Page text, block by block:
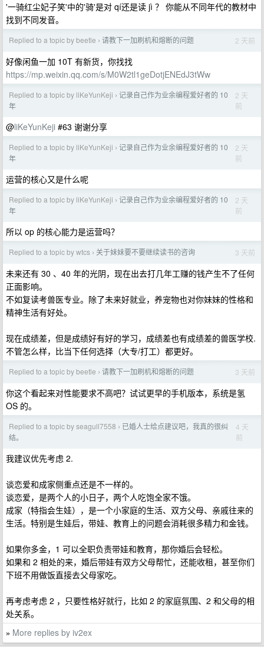
'一骑红尘妃子笑'中的'骑'是对 qí还是读 jì ？ 你能从不同年代的教材中
找到不同发音。
Replied to a topic by beetle › 请教下一加刷机和熔断的问题 2 天前
好像闲鱼一加 10T 有新货，你找找
https://mp.weixin.qq.com/s/M0W2tl1geDotjENEdJ3tWw
Replied to a topic by liKeYunKeji › 记录自己作为业余编程爱好者的 10
年
2 天
前
@liKeYunKeji #63 谢谢分享
Replied to a topic by liKeYunKeji › 记录自己作为业余编程爱好者的 10
年
2 天
前
运营的核心又是什么呢
Replied to a topic by liKeYunKeji › 记录自己作为业余编程爱好者的 10
年
2 天
前
所以 op 的核心能力是运营吗？
Replied to a topic by wtcs › 关于妹妹要不要继续读书的咨询 3 天前
未来还有 30 、40 年的光阴，现在出去打几年工赚的钱产生不了任何
正面影响。
不如复读考兽医专业。除了未来好就业，养宠物也对你妹妹的性格和
精神生活有好处。
现在成绩差，但是成绩好有好的学习，成绩差也有成绩差的兽医学校.
不管怎么样，比当下任何选择（大专/打工）都更好。
Replied to a topic by beetle › 请教下一加刷机和熔断的问题 3 天前
你这个看起来对性能要求不高吧？试试更早的手机版本，系统是氢
OS 的。
Replied to a topic by seagull7558 › 已婚人士给点建议吧，我真的很纠
结。
4 天
前
我建议优先考虑 2.
谈恋爱和成家侧重点还是不一样的。
谈恋爱，是两个人的小日子，两个人吃饱全家不饿。
成家（特指会生娃），是一个小家庭的生活、双方父母、亲戚往来的
生活。特别是生娃后，带娃、教育上的问题会消耗很多精力和金钱。
如果你多金，1 可以全职负责带娃和教育，那你婚后会轻松。
如果和 2 相处的来，婚后带娃有双方父母帮忙，还能收租，甚至你们
下班不用做饭直接去父母家吃。
再考虑考虑 2 ，只要性格好就行，比如 2 的家庭氛围、2 和父母的相
处关系。
» More replies by iv2ex